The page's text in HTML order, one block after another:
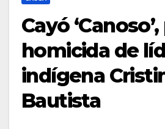
Cayó
homicida de
indígena
Bautista